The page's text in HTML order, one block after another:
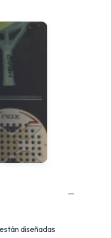
diseñadas